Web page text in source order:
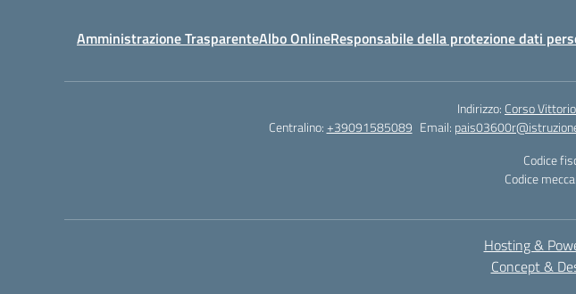
Amministrazione TrasparenteAlbo OnlineResponsabile della protezione dati
Indirizzo: Corso
Centralino:+39091585089 Email:
Codice
Codice
Hosting &
Concept &